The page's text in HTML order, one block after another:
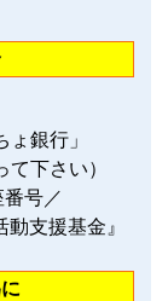
銀行」
下さい）
号／
支援基金』